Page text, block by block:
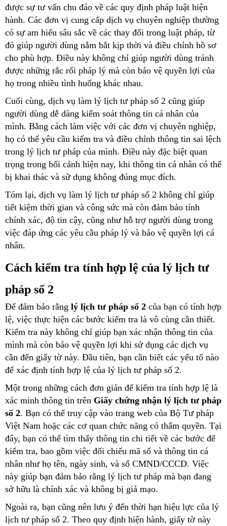
được sự tư vấn chu đáo về các quy định pháp luật hiện
hành. Các đơn vị cung cấp dịch vụ chuyên nghiệp thường
có sự am hiểu sâu sắc về các thay đổi trong luật pháp, từ
đó giúp người dùng nắm bắt kịp thời và điều chỉnh hồ sơ
cho phù hợp. Điều này không chỉ giúp người dùng tránh
được những rắc rối pháp lý mà còn bảo vệ quyền lợi của
họ trong nhiều tình huống khác nhau.
Cuối cùng, dịch vụ làm lý lịch tư pháp số 2 cũng giúp
người dùng dễ dàng kiểm soát thông tin cá nhân của
mình. Bằng cách làm việc với các đơn vị chuyên nghiệp,
họ có thể yêu cầu kiểm tra và điều chỉnh thông tin sai lệch
trong lý lịch tư pháp của mình. Điều này đặc biệt quan
trọng trong bối cảnh hiện nay, khi thông tin cá nhân có thể
bị khai thác và sử dụng không đúng mục đích.
Tóm lại, dịch vụ làm lý lịch tư pháp số 2 không chỉ giúp
tiết kiệm thời gian và công sức mà còn đảm bảo tính
chính xác, độ tin cậy, cũng như hỗ trợ người dùng trong
việc đáp ứng các yêu cầu pháp lý và bảo vệ quyền lợi cá
nhân.
Cách kiểm tra tính hợp lệ của lý lịch tư
pháp số 2
Để đảm bảo rằng lý lịch tư pháp số 2 của bạn có tính hợp
lệ, việc thực hiện các bước kiểm tra là vô cùng cần thiết.
Kiểm tra này không chỉ giúp bạn xác nhận thông tin của
mình mà còn bảo vệ quyền lợi khi sử dụng các dịch vụ
cần đến giấy tờ này. Đầu tiên, bạn cần biết các yếu tố nào
để xác định tính hợp lệ của lý lịch tư pháp số 2.
Một trong những cách đơn giản để kiểm tra tính hợp lệ là
xác minh thông tin trên Giấy chứng nhận lý lịch tư pháp
số 2. Bạn có thể truy cập vào trang web của Bộ Tư pháp
Việt Nam hoặc các cơ quan chức năng có thẩm quyền. Tại
đây, bạn có thể tìm thấy thông tin chi tiết về các bước để
kiểm tra, bao gồm việc đối chiếu mã số và thông tin cá
nhân như họ tên, ngày sinh, và số CMND/CCCD. Việc
này giúp bạn đảm bảo rằng lý lịch tư pháp mà bạn đang
sở hữu là chính xác và không bị giả mạo.
Ngoài ra, bạn cũng nên lưu ý đến thời hạn hiệu lực của lý
lịch tư pháp số 2. Theo quy định hiện hành, giấy tờ này